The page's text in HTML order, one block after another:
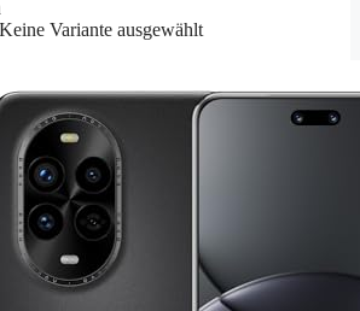
Keine Variante ausgewählt